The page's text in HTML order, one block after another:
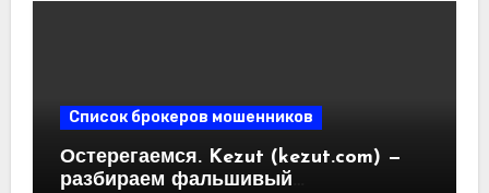
Список брокеров мошенников
Остерегаемся. Kezut (kezut.com) —
разбираем фальшивый